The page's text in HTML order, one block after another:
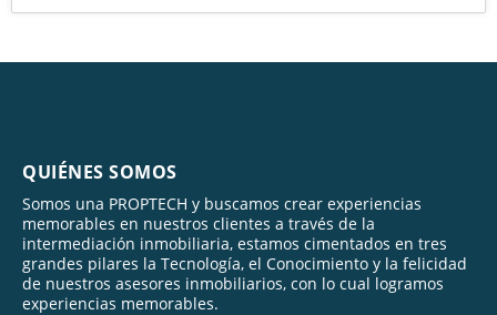
QUIÉNES SOMOS
Somos una PROPTECH y buscamos crear experiencias
memorables en nuestros clientes a través de la
intermediación inmobiliaria, estamos cimentados en tres
grandes pilares la Tecnología, el Conocimiento y la felicidad
de nuestros asesores inmobiliarios, con lo cual logramos
experiencias memorables.